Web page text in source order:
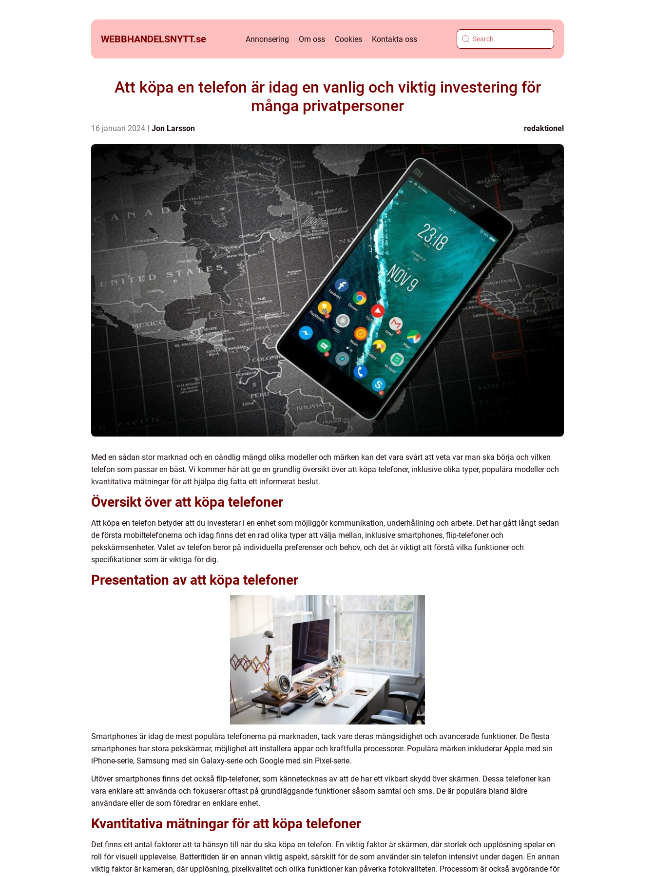
WEBBHANDELSNYTT.se Annonsering Om oss Cookies Kontakta oss
Att köpa en telefon är idag en vanlig och viktig investering för
många privatpersoner
16 januari 2024 Jon Larsson redaktionel
Med en sådan stor marknad och en oändlig mängd olika modeller och märken kan det vara svårt att veta var man ska börja och vilken
telefon som passar en bäst. Vi kommer här att ge en grundlig översikt över att köpa telefoner, inklusive olika typer, populära modeller och
kvantitativa mätningar för att hjälpa dig fatta ett informerat beslut.
Översikt över att köpa telefoner
Att köpa en telefon betyder att du investerar i en enhet som möjliggör kommunikation, underhållning och arbete. Det har gått långt sedan
de första mobiltelefonerna och idag finns det en rad olika typer att välja mellan, inklusive smartphones, flip-telefoner och
pekskärmsenheter. Valet av telefon beror på individuella preferenser och behov, och det är viktigt att förstå vilka funktioner och
specifikationer som är viktiga för dig.
Presentation av att köpa telefoner
Smartphones är idag de mest populära telefonerna på marknaden, tack vare deras mångsidighet och avancerade funktioner. De flesta
smartphones har stora pekskärmar, möjlighet att installera appar och kraftfulla processorer. Populära märken inkluderar Apple med sin
iPhone-serie, Samsung med sin Galaxy-serie och Google med sin Pixel-serie.
Utöver smartphones finns det också flip-telefoner, som kännetecknas av att de har ett vikbart skydd över skärmen. Dessa telefoner kan
vara enklare att använda och fokuserar oftast på grundläggande funktioner såsom samtal och sms. De är populära bland äldre
användare eller de som föredrar en enklare enhet.
Kvantitativa mätningar för att köpa telefoner
Det finns ett antal faktorer att ta hänsyn till när du ska köpa en telefon. En viktig faktor är skärmen, där storlek och upplösning spelar en
roll för visuell upplevelse. Batteritiden är en annan viktig aspekt, särskilt för de som använder sin telefon intensivt under dagen. En annan
viktig faktor är kameran, där upplösning, pixelkvalitet och olika funktioner kan påverka fotokvaliteten. Processorn är också avgörande för